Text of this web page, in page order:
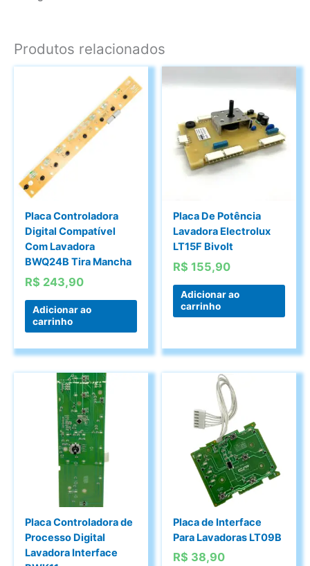
Produtos relacionados
Placa Controladora
Digital Compatível
Com Lavadora
BWQ24B Tira Mancha
R$ 243,90
Adicionar ao
carrinho
Placa De Potência
Lavadora Electrolux
LT15F Bivolt
R$ 155,90
Adicionar ao
carrinho
Placa Controladora de
Processo Digital
Lavadora Interface
Placa de Interface
Para Lavadoras LT09B
R$ 38,90